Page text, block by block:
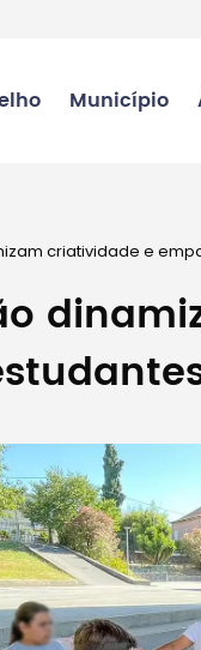
Município
criatividade e